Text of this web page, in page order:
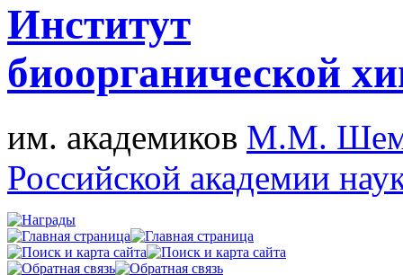
Институт
биоорганической
им. академиков М.М.
Российской академии